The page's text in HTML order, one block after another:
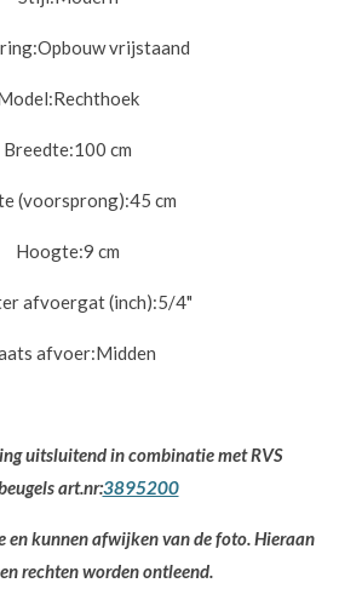
Opbouw vrijstaand
Rechthoek
Breedte:100 cm
(voorsprong):45 cm
Hoogte:9 cm
afvoergat (inch):5/4"
afvoer:Midden
uitsluitend in combinatie met RVS
art.nr:3895200
en kunnen afwijken van de foto. Hieraan
rechten worden ontleend.